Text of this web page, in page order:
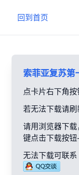
回到首页
索菲亚复苏
点卡片右下角
若无法下载请
请用浏览器下
键点击下载按钮
无法下载可联系